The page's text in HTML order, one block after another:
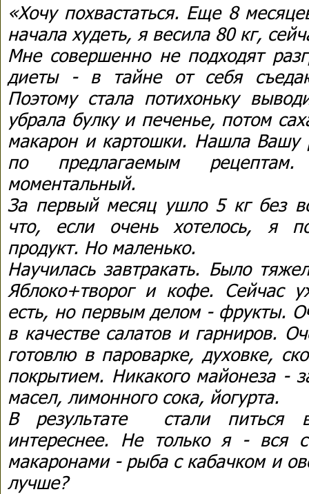
«Хочу похвастаться. Еще 8
начала худеть, я весила 80 кг,
Мне совершенно не подходят
диеты - в тайне от себя
Поэтому стала потихоньку
убрала булку и печенье, потом
макарон и картошки. Нашла Вашу
по предлагаемым
моментальный.
За первый месяц ушло 5 кг без
что, если очень хотелось, я
продукт. Но маленько.
Научилась завтракать. Было
Яблоко+творог и кофе. Сейчас
есть, но первым делом - фрукты.
в качестве салатов и гарниров.
готовлю в пароварке, духовке,
покрытием. Никакого майонеза -
масел, лимонного сока, йогурта.
В результате стали питься
интереснее. Не только я - вся
макаронами - рыба с кабачком и
лучше?